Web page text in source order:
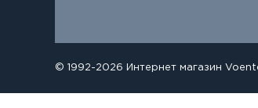
© 1992-2026 Интернет магазин